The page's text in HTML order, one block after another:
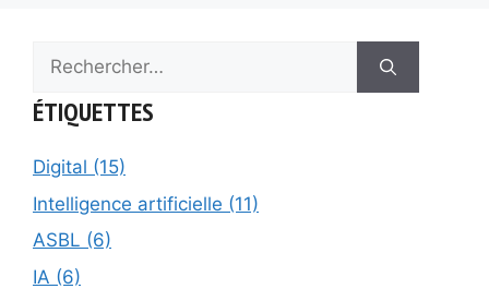
Rechercher :
ÉTIQUETTES
Digital (15)
Intelligence artificielle (11)
ASBL (6)
IA (6)